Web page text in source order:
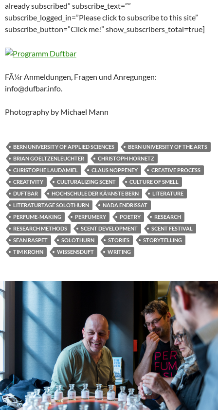
already subscribed” subscribe_text=””
subscribe_logged_in=”Please click to subscribe to this site”
subscribe_button=”Click me!” show_subscribers_total=true]
FÃ¼r Anmeldungen, Fragen und Anregungen:
info@dufbar.info.
Photography by Michael Mann
BERN UNIVERSITY OF APPLIED SCIENCES
BERN UNIVERSITY OF THE ARTS
BRIAN GOELTZENLEUCHTER
CHRISTOPH HORNETZ
CHRISTOPHE LAUDAMIEL
CLAUS NOPPENEY
CREATIVE PROCESS
CREATIVITY
CULTURALIZING SCENT
CULTURE OF SMELL
DUFTBAR
HOCHSCHULE DER KÃ¼NSTE BERN
LITERATURE
LITERATURTAGE SOLOTHURN
NADA ENDRISSAT
PERFUME-MAKING
PERFUMERY POETRY
RESEARCH
RESEARCH METHODS
SCENT DEVELOPMENT
SCENT FESTIVAL
SEAN RASPET
SOLOTHURN STORIES
STORYTELLING
TIM KROHN
WISSENSDUFT WRITING